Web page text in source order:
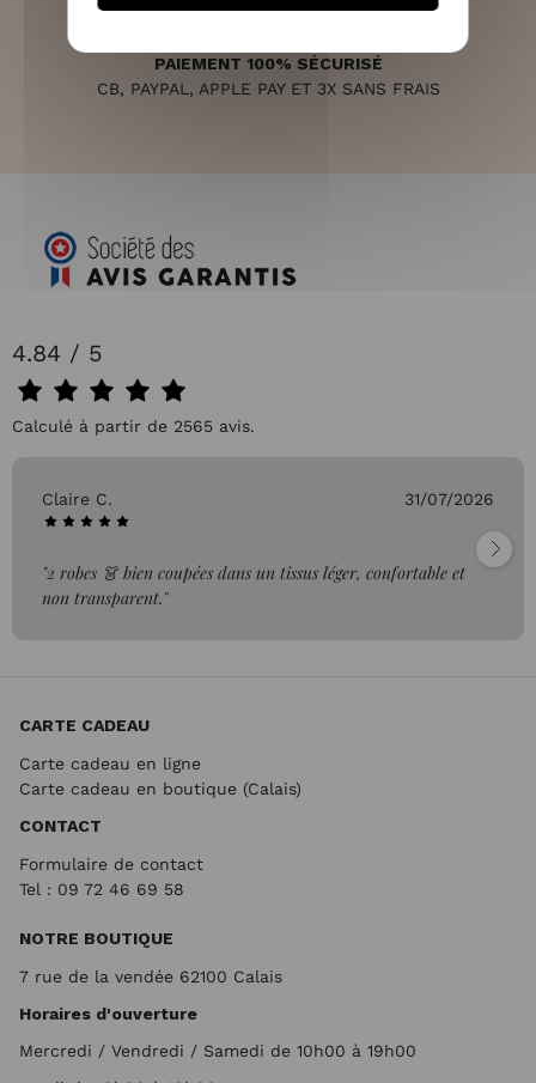
PAIEMENT 100% SÉCURISÉ
CB, PAYPAL, APPLE PAY ET 3X SANS FRAIS
4.84 / 5
Calculé à partir de 2565 avis.
Claire C. 31/07/2026
"2 robes 👗 bien coupées dans un tissus léger, confortable et
non transparent."
CARTE CADEAU
Carte cadeau en ligne
Carte cadeau en boutique (Calais)
CONTACT
Formulaire de contact
Tel : 09 72 46 69 58
NOTRE BOUTIQUE
7 rue de la vendée 62100 Calais
Horaires d'ouverture
Mercredi / Vendredi / Samedi de 10h00 à 19h00